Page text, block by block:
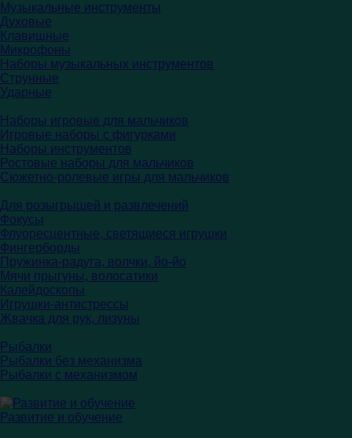
Музыкальные инструменты
Духовые
Клавишные
Микрофоны
Наборы музыкальных инструментов
Струнные
Ударные
Наборы игровые для мальчиков
Игровые наборы с фигурками
Наборы инструментов
Ростовые наборы для мальчиков
Сюжетно-ролевые игры для мальчиков
Для розыгрышей и развлечений
Фокусы
Флуоресцентные, светящиеся игрушки
Фингерборды
Пружинка-радуга, волчки, йо-йо
Мячи прыгуны, волосатики
Калейдоскопы
Игрушки-антистрессы
Жвачка для рук, лизуны
Рыбалки
Рыбалки без механизма
Рыбалки с механизмом
Развитие и обучение